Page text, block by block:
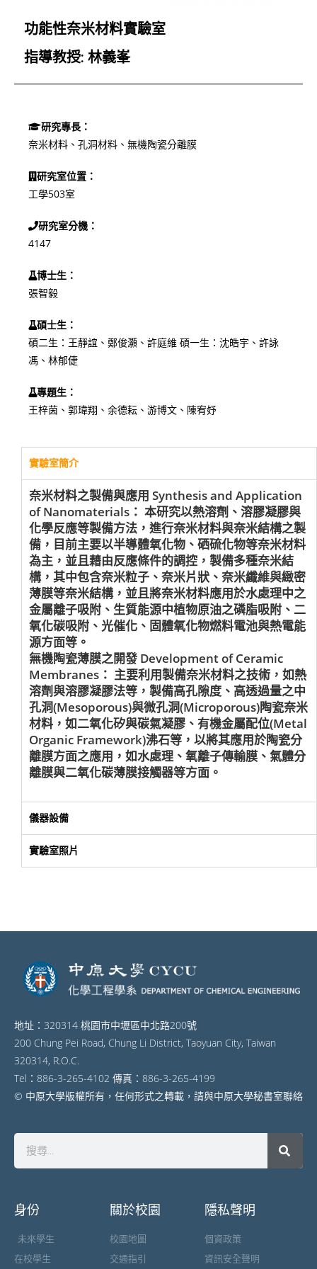
功能性奈米材料實驗室
指導教授: 林義峯
研究專長：
奈米材料、孔洞材料、無機陶瓷分離膜
研究室位置：
工學503室
研究室分機：
4147
博士生：
張智毅
碩士生：
碩二生：王靜誼、鄭俊灝、許庭維 碩一生：沈皓宇、許詠
馮、林郁倢
專題生：
王梓茵、郭瑋翔、余德耘、游博文、陳宥妤
實驗室簡介
奈米材料之製備與應用 Synthesis and Application
of Nanomaterials： 本研究以熱溶劑、溶膠凝膠與
化學反應等製備方法，進行奈米材料與奈米結構之製
備，目前主要以半導體氧化物、硒硫化物等奈米材料
為主，並且藉由反應條件的調控，製備多種奈米結
構，其中包含奈米粒子、奈米片狀、奈米纖維與緻密
薄膜等奈米結構，並且將奈米材料應用於水處理中之
金屬離子吸附、生質能源中植物原油之磷脂吸附、二
氧化碳吸附、光催化、固體氧化物燃料電池與熱電能
源方面等。
無機陶瓷薄膜之開發 Development of Ceramic
Membranes： 主要利用製備奈米材料之技術，如熱
溶劑與溶膠凝膠法等，製備高孔隙度、高透過量之中
孔洞(Mesoporous)與微孔洞(Microporous)陶瓷奈米
材料，如二氧化矽與碳氣凝膠、有機金屬配位(Metal
Organic Framework)沸石等，以將其應用於陶瓷分
離膜方面之應用，如水處理、氧離子傳輸膜、氣體分
離膜與二氧化碳薄膜接觸器等方面。
儀器設備
實驗室照片
地址：320314 桃園市中壢區中北路200號
200 Chung Pei Road, Chung Li District, Taoyuan City, Taiwan
320314, R.O.C.
Tel：886-3-265-4102 傳真：886-3-265-4199
© 中原大學版權所有，任何形式之轉載，請與中原大學秘書室聯絡
身份
未來學生
在校學生
關於校園
校園地圖
交通指引
隱私聲明
個資政策
資訊安全聲明